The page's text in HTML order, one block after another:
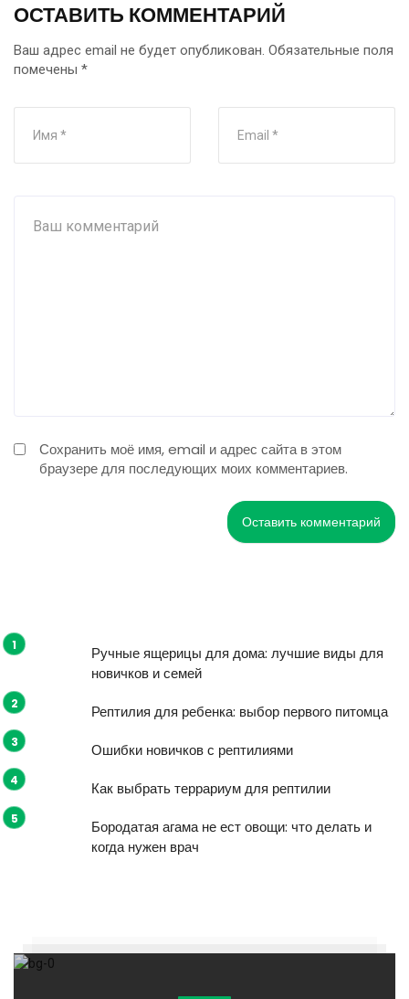
ОСТАВИТЬ КОММЕНТАРИЙ
Ваш адрес email не будет опубликован. Обязательные поля
помечены *
Сохранить моё имя, email и адрес сайта в этом
браузере для последующих моих комментариев.
Ручные ящерицы для дома: лучшие виды для
новичков и семей
Рептилия для ребенка: выбор первого питомца
Ошибки новичков с рептилиями
Как выбрать террариум для рептилии
Бородатая агама не ест овощи: что делать и
когда нужен врач